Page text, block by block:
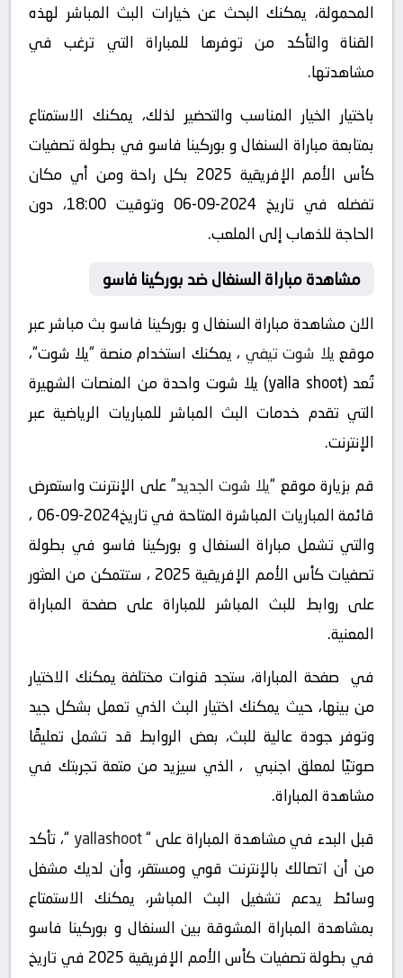
المحمولة، يمكنك البحث عن خيارات البث المباشر لهذه
القناة والتأكد من توفرها للمباراة التي ترغب في
مشاهدتها.
باختيار الخيار المناسب والتحضير لذلك، يمكنك الاستمتاع
بمتابعة مباراة السنغال و بوركينا فاسو في بطولة تصفيات
كأس الأمم الإفريقية 2025 بكل راحة ومن أي مكان
تفضله في تاريخ 2024-09-06 وتوقيت 18:00، دون
الحاجة للذهاب إلى الملعب.
مشاهدة مباراة السنغال ضد بوركينا فاسو
الان مشاهدة مباراة السنغال و بوركينا فاسو بث مباشر عبر
موقع يلا شوت تيفي ، يمكنك استخدام منصة “يلا شوت“،
تُعد (yalla shoot) يلا شوت واحدة من المنصات الشهيرة
التي تقدم خدمات البث المباشر للمباريات الرياضية عبر
الإنترنت.
قم بزيارة موقع “يلا شوت الجديد” على الإنترنت واستعرض
قائمة المباريات المباشرة المتاحة في تاريخ2024-09-06 ،
والتي تشمل مباراة السنغال و بوركينا فاسو في بطولة
تصفيات كأس الأمم الإفريقية 2025 ، ستتمكن من العثور
على روابط للبث المباشر للمباراة على صفحة المباراة
المعنية.
في صفحة المباراة، ستجد قنوات مختلفة يمكنك الاختيار
من بينها، حيث يمكنك اختيار البث الذي تعمل بشكل جيد
وتوفر جودة عالية للبث، بعض الروابط قد تشمل تعليقًا
صوتيًا لمعلق اجنبي ، الذي سيزيد من متعة تجربتك في
مشاهدة المباراة.
قبل البدء في مشاهدة المباراة على “yallashoot
“، تأكد
من أن اتصالك بالإنترنت قوي ومستقر، وأن لديك مشغل
وسائط يدعم تشغيل البث المباشر، يمكنك الاستمتاع
بمشاهدة المباراة المشوقة بين السنغال و بوركينا فاسو
في بطولة تصفيات كأس الأمم الإفريقية 2025 في تاريخ